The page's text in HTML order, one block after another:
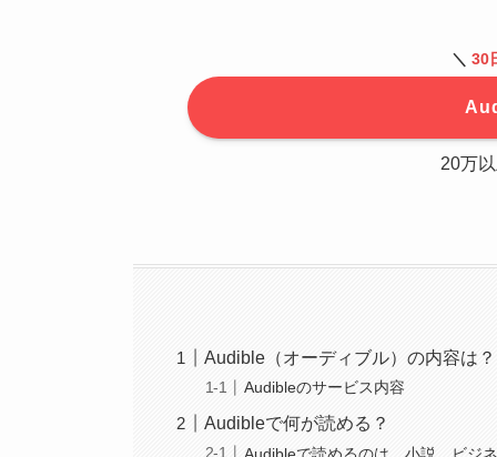
＼ 30
20万
Audible（オーディブル）の内容は？
Audibleのサービス内容
Audibleで何が読める？
Audibleで読めるのは、小説、ビジ